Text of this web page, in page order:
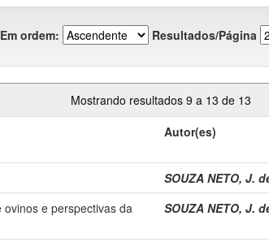
Em ordem: Resultados/Página
Mostrando resultados 9 a 13 de 13
Autor(es)
SOUZA NETO, J.
e perspectivas da
SOUZA NETO, J.